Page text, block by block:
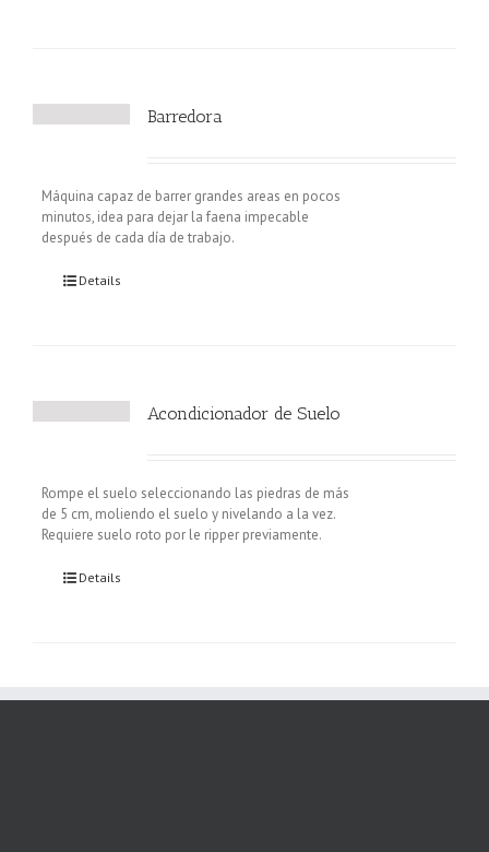
Barredora
Máquina capaz de barrer grandes areas en pocos
minutos, idea para dejar la faena impecable
después de cada día de trabajo.
Details
Acondicionador de Suelo
Rompe el suelo seleccionando las piedras de más
de 5 cm, moliendo el suelo y nivelando a la vez.
Requiere suelo roto por le ripper previamente.
Details